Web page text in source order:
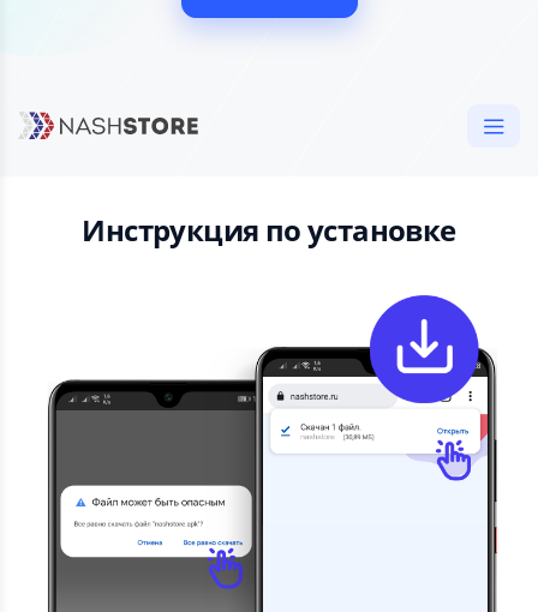
Инструкция по установке